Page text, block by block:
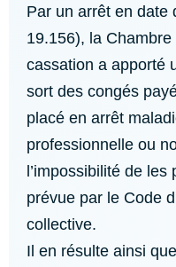
Par un arrêt en date
19.156), la
cassation a apporté
sort des congés
placé en arrêt
professionnelle ou
l’impossibilité de
prévue par le Code
collective.
Il en résulte ainsi